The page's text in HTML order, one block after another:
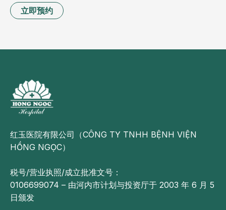
立即预约
红玉医院有限公司（CÔNG TY TNHH BỆNH VIỆN
HỒNG NGỌC）
税号/营业执照/成立批准文号：
0106699074 – 由河内市计划与投资厅于 2003 年 6 月 5
日颁发